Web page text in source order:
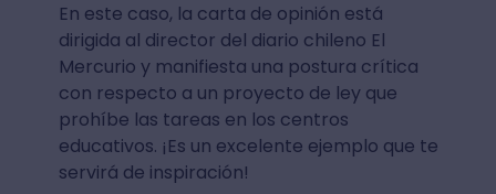
En este caso, la carta de opinión está
dirigida al director del diario chileno El
Mercurio y manifiesta una postura crítica
con respecto a un proyecto de ley que
prohíbe las tareas en los centros
educativos. ¡Es un excelente ejemplo que te
servirá de inspiración!